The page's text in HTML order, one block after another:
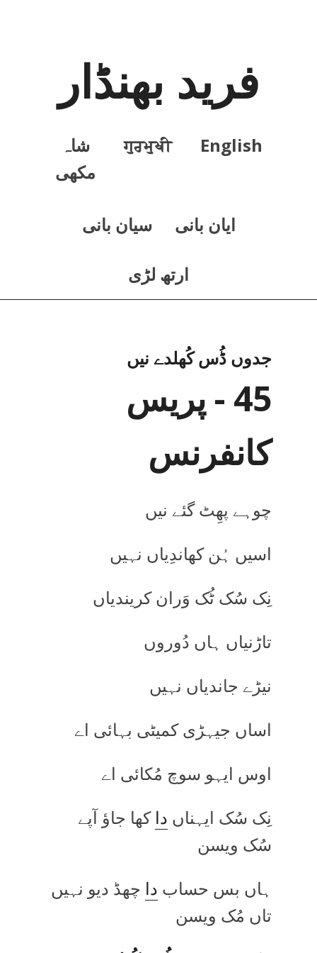
فرید بھنڈار
English
ਗੁਰਮੁਖੀ
شاہ
مکھی
ايان بانی سيان بانی
ارتھ لڑی
جدوں ڈُس کُھلدے نیں
45 - پریس
کانفرنس
چوہے پھِٹ گئے نیں
اسیں ہُن کھاندِیاں نہیں
نِک سُک ٹُک وَران کریندیاں
تاڑنیاں ہاں دُوروں
نیڑے جاندیاں نہیں
اساں جیہڑی کمیٹی بہائی اے
اوس ایہو سوچ مُکائی اے
نِک سُک ایہناں دا کھا جاؤ آپے
سُک ویسن
ہاں بس حساب دا چھڈ دیو نہیں
تاں مُک ویسن